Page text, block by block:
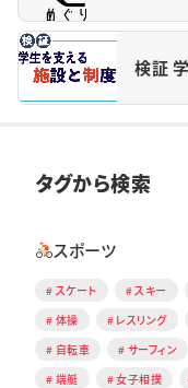
検証
タグから検索
スポーツ
スケート スキー
体操
レスリング
自転車
サーフィン
端艇
女子相撲